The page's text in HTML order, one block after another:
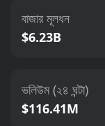
বাজার মূলধন
$6.23B
ভলিউম (২৪ ঘন্টা)
$116.41M